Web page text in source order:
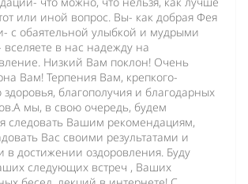
или иной вопрос. Вы- как добрая Фея
с обаятельной улыбкой и мудрыми
вселяете в нас надежду на
Низкий Вам поклон! Очень
Вам! Терпения Вам, крепкого-
здоровья, благополучия и благодарных
мы, в свою очередь, будем
следовать Вашим рекомендациям,
Вас своими результатами и
в достижении оздоровления. Буду
следующих встреч , Ваших